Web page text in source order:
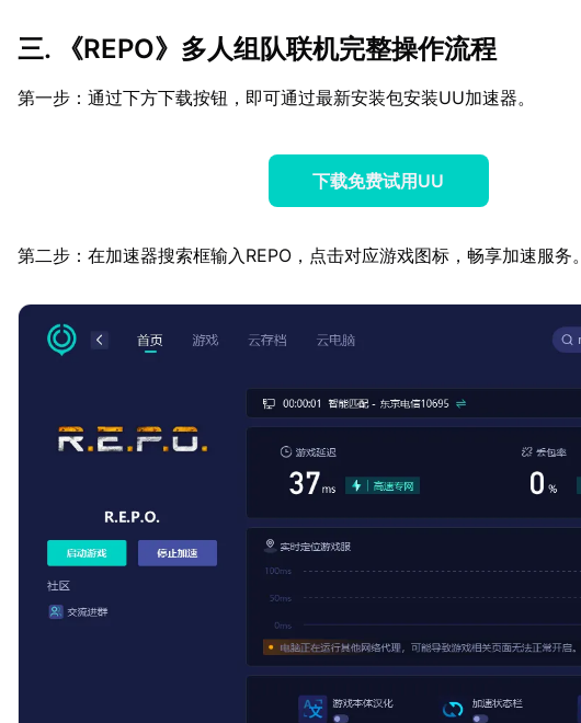
三. 《REPO》多人组队联机完整操作流程
第一步：通过下方下载按钮，即可通过最新安装包安装UU加速器。
下载免费试用UU
第二步：在加速器搜索框输入REPO，点击对应游戏图标，畅享加速服务。